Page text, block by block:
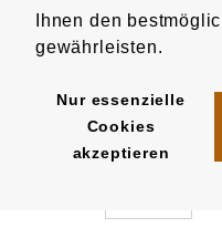
Ihnen den
gewährleisten.
Nur essenzielle
Cookies
akzeptieren
Die Flerbar Pods sind
entwickelten Flerbar
Artikel 9323
EAN/Gebinde10:
HERSTELLER
Flerbar POD
Hersteller
OLE Tech GmbH
Sternstraße 67
info@oletech-gmbh.de
© 2025 Klömpkes Heinrich